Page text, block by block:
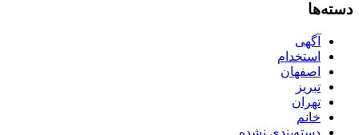
دسته‌ها
آگهی
استخدام
اصفهان
تبریز
تهران
خانم
دسته‌بندی نشده